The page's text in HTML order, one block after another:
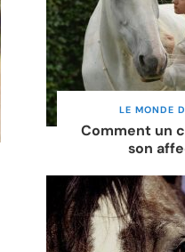
LE MONDE
Comment un
son